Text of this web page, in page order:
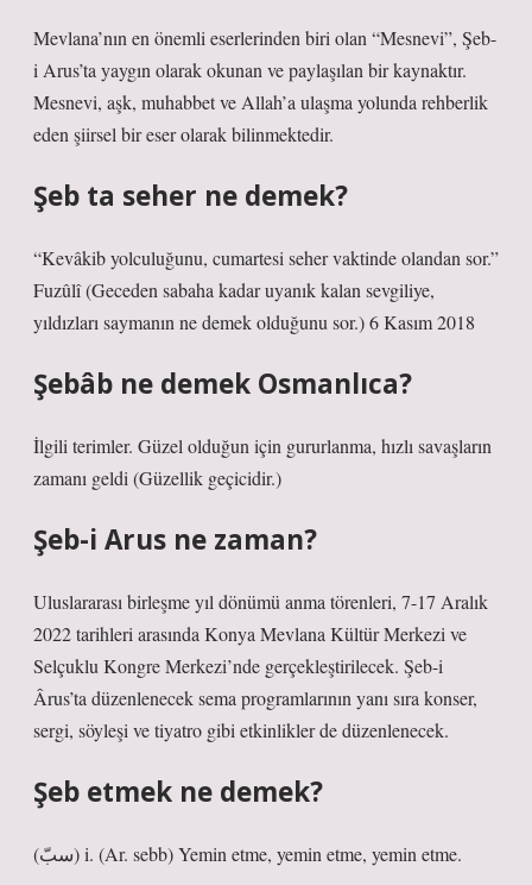
Mevlana’nın en önemli eserlerinden biri olan “Mesnevi”, Şeb-
i Arus’ta yaygın olarak okunan ve paylaşılan bir kaynaktır.
Mesnevi, aşk, muhabbet ve Allah’a ulaşma yolunda rehberlik
eden şiirsel bir eser olarak bilinmektedir.
Şeb ta seher ne demek?
“Kevâkib yolculuğunu, cumartesi seher vaktinde olandan sor.”
Fuzûlî (Geceden sabaha kadar uyanık kalan sevgiliye,
yıldızları saymanın ne demek olduğunu sor.) 6 Kasım 2018
Şebâb ne demek Osmanlıca?
İlgili terimler. Güzel olduğun için gururlanma, hızlı savaşların
zamanı geldi (Güzellik geçicidir.)
Şeb-i Arus ne zaman?
Uluslararası birleşme yıl dönümü anma törenleri, 7-17 Aralık
2022 tarihleri ​​arasında Konya Mevlana Kültür Merkezi ve
Selçuklu Kongre Merkezi’nde gerçekleştirilecek. Şeb-i
Ârus’ta düzenlenecek sema programlarının yanı sıra konser,
sergi, söyleşi ve tiyatro gibi etkinlikler de düzenlenecek.
Şeb etmek ne demek?
(ﺳﺐّ) i. (Ar. sebb) Yemin etme, yemin etme, yemin etme.